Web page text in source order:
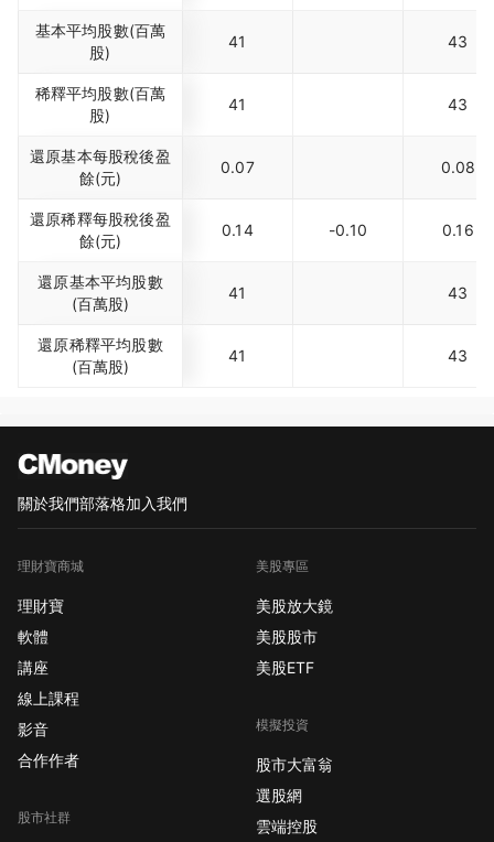
基本平均股數(百萬
股)
41 43
稀釋平均股數(百萬
股)
41 43
還原基本每股稅後盈
餘(元)
0.07 0.08
還原稀釋每股稅後盈
餘(元)
0.14 -0.10 0.16
還原基本平均股數
(百萬股)
41 43
還原稀釋平均股數
(百萬股)
41 43
關於我們部落格加入我們
理財寶商城
理財寶
軟體
講座
線上課程
影音
合作作者
股市社群
美股專區
美股放大鏡
美股股市
美股ETF
模擬投資
股市大富翁
選股網
雲端控股